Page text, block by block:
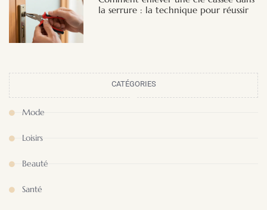
la serrure : la technique pour réussir
CATÉGORIES
Mode
Loisirs
Beauté
Santé